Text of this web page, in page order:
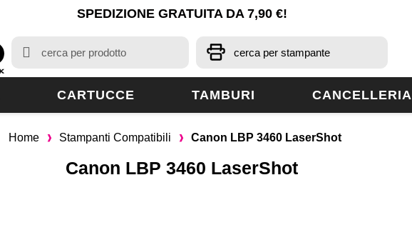
SPEDIZIONE GRATUITA DA 7,90 €!
CARTUCCE TAMBURI CANCELLERIA
Home Stampanti Compatibili Canon LBP 3460 LaserShot
Canon LBP 3460 LaserShot